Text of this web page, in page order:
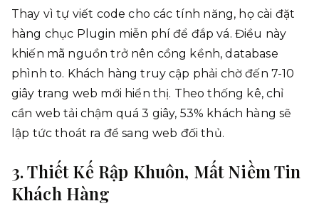
Thay vì tự viết code cho các tính năng, họ cài đặt
hàng chục Plugin miễn phí để đắp vá. Điều này
khiến mã nguồn trở nên cồng kềnh, database
phình to. Khách hàng truy cập phải chờ đến 7-10
giây trang web mới hiển thị. Theo thống kê, chỉ
cần web tải chậm quá 3 giây, 53% khách hàng sẽ
lập tức thoát ra để sang web đối thủ.
3. Thiết Kế Rập Khuôn, Mất Niềm Tin
Khách Hàng